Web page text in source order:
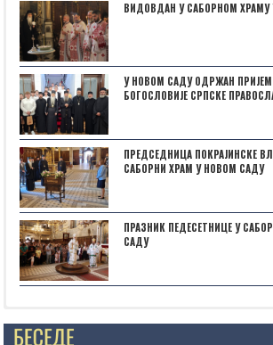
ВИДОВДАН У САБОРНОМ
У НОВОМ САДУ ОДРЖАН
БОГОСЛОВИЈЕ СРПСКЕ
ПРЕДСЕДНИЦА ПОКРАЈИНСКЕ
САБОРНИ ХРАМ У НОВОМ САДУ
ПРАЗНИК ПЕДЕСЕТНИЦЕ У
САДУ
Posts not found